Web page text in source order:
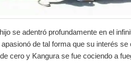
se adentró profundamente en el
de tal forma que su interés
cero y Kangura se fue cociendo a